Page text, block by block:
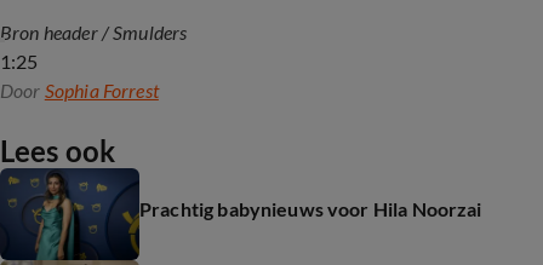
1:25
Bron header / Smulders
Door Sophia Forrest
Lees ook
Prachtig babynieuws voor Hila Noorzai